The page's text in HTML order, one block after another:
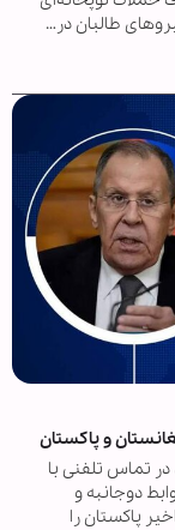
طالبان در…
و پاکستان
در تماس تلفنی با
دوجانبه و
پاکستان را